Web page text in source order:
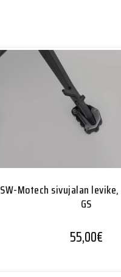
SW-Motech sivujalan levike,
GS
55,00€